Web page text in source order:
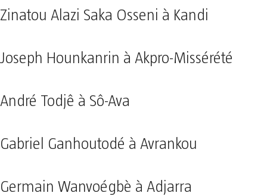
Zinatou Alazi Saka Osseni à Kandi
Joseph Hounkanrin à Akpro-Missérété
André Todjê à Sô-Ava
Gabriel Ganhoutodé à Avrankou
Germain Wanvoégbè à Adjarra